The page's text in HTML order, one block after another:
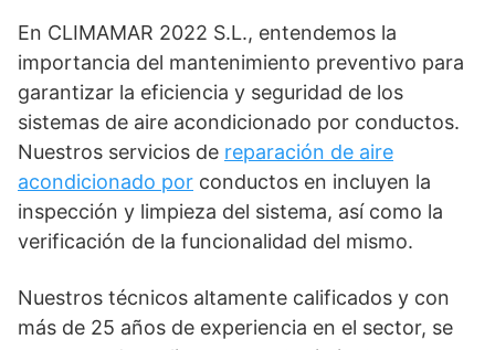
En CLIMAMAR 2022 S.L., entendemos la
importancia del mantenimiento preventivo para
garantizar la eficiencia y seguridad de los
sistemas de aire acondicionado por conductos.
Nuestros servicios de reparación de aire
acondicionado por conductos en incluyen la
inspección y limpieza del sistema, así como la
verificación de la funcionalidad del mismo.
Nuestros técnicos altamente calificados y con
más de 25 años de experiencia en el sector, se